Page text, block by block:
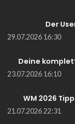
Der
29.07.2026 16:30
Deine
23.07.2026 16:10
WM 2026
21.07.2026 22:31